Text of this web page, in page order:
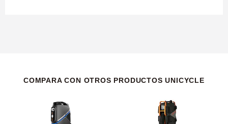
COMPARA CON OTROS PRODUCTOS UNICYCLE